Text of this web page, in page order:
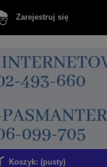
Zarejestruj się
Koszyk: (pusty)